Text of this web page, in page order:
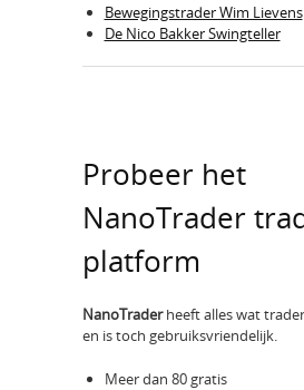
Bewegingstrader Wim Lievens
De Nico Bakker Swingteller
Probeer het
NanoTrader
platform
NanoTraderheeft alles wat
en is toch gebruiksvriendelijk.
Meer dan 80 gratis